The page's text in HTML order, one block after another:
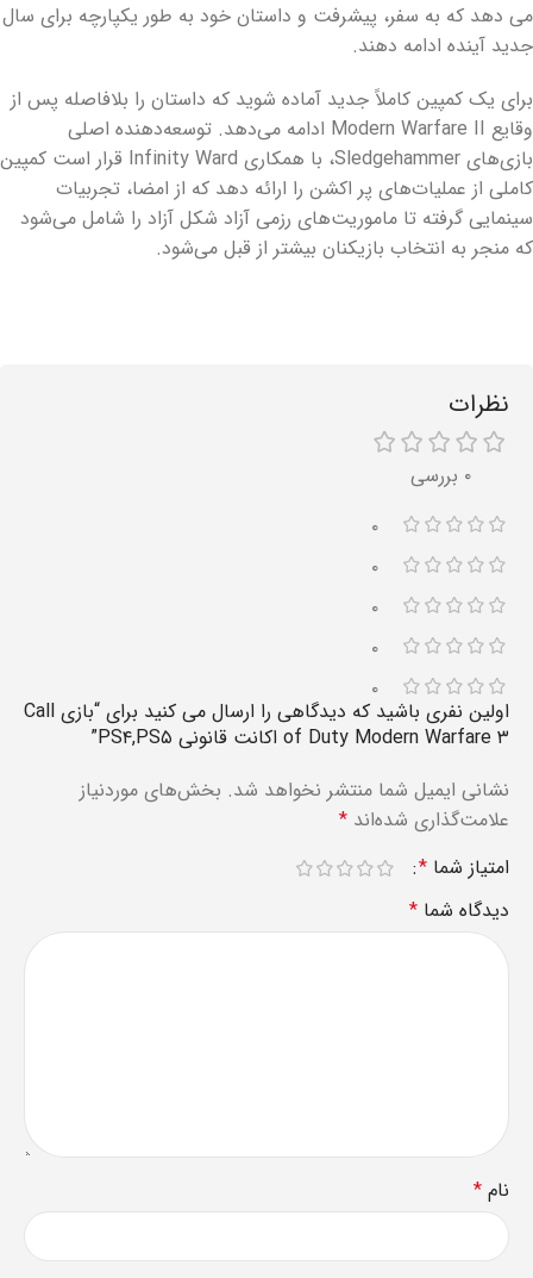
می دهد که به سفر، پیشرفت و داستان خود به طور یکپارچه برای سال
جدید آینده ادامه دهند.
برای یک کمپین کاملاً جدید آماده شوید که داستان را بلافاصله پس از
وقایع Modern Warfare II ادامه می‌دهد. توسعه‌دهنده اصلی
بازی‌های Sledgehammer، با همکاری Infinity Ward قرار است کمپین
کاملی از عملیات‌های پر اکشن را ارائه دهد که از امضا، تجربیات
سینمایی گرفته تا ماموریت‌های رزمی آزاد شکل آزاد را شامل می‌شود
که منجر به انتخاب بازیکنان بیشتر از قبل می‌شود.
نظرات
۰ بررسی
۰
۰
۰
۰
۰
اولین نفری باشید که دیدگاهی را ارسال می کنید برای “بازی Call
of Duty Modern Warfare ۳ اکانت قانونی PS۴,PS۵”
نشانی ایمیل شما منتشر نخواهد شد. بخش‌های موردنیاز
علامت‌گذاری شده‌اند *
امتیاز شما *
دیدگاه شما *
نام *